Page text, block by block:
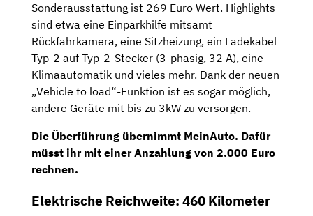
Sonderausstattung ist 269 Euro Wert. Highlights
sind etwa eine Einparkhilfe mitsamt
Rückfahrkamera, eine Sitzheizung, ein Ladekabel
Typ-2 auf Typ-2-Stecker (3-phasig, 32 A), eine
Klimaautomatik und vieles mehr. Dank der neuen
„Vehicle to load“-Funktion ist es sogar möglich,
andere Geräte mit bis zu 3kW zu versorgen.
Die Überführung übernimmt MeinAuto. Dafür
müsst ihr mit einer Anzahlung von 2.000 Euro
rechnen.
Elektrische Reichweite: 460 Kilometer